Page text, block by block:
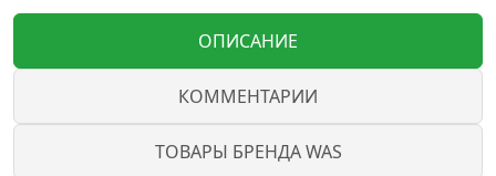
ОПИСАНИЕ
КОММЕНТАРИИ
ТОВАРЫ БРЕНДА WAS